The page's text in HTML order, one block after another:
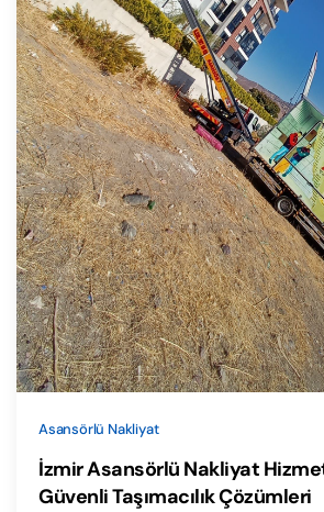
Asansörlü Nakliyat
İzmir Asansörlü Nakliyat
Güvenli Taşımacılık Çözümleri